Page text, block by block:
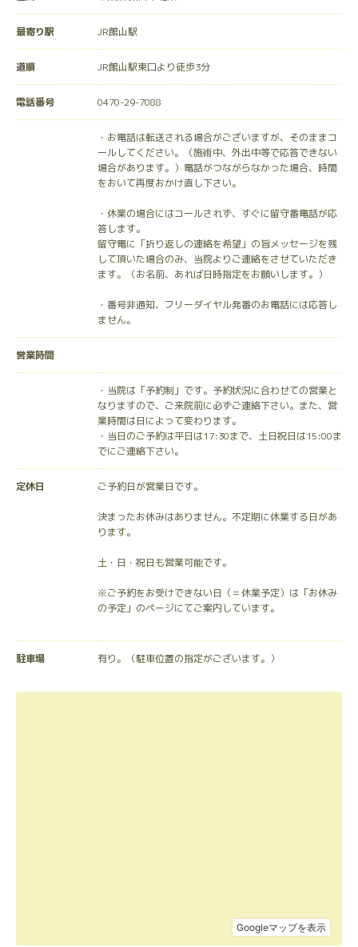
最寄り駅 JR館山駅
道順 JR館山駅東口より徒歩3分
電話番号 0470-29-7088
・お電話は転送される場合がございますが、そのままコ
ールしてください。（施術中、外出中等で応答できない
場合があります。）電話がつながらなかった場合、時間
をおいて再度おかけ直し下さい。
・休業の場合にはコールされず、すぐに留守番電話が応
答します。
留守電に「折り返しの連絡を希望」の旨メッセージを残
して頂いた場合のみ、当院よりご連絡をさせていただき
ます。（お名前、あれば日時指定をお願いします。）
・番号非通知、フリーダイヤル発番のお電話には応答し
ません。
営業時間
・当院は「予約制」です。予約状況に合わせての営業と
なりますので、ご来院前に必ずご連絡下さい。また、営
業時間は日によって変わります。
・当日のご予約は平日は17:30まで、土日祝日は15:00ま
でにご連絡下さい。
定休日 ご予約日が営業日です。
決まったお休みはありません。不定期に休業する日があ
ります。
土・日・祝日も営業可能です。
※ご予約をお受けできない日（＝休業予定）は「お休み
の予定」のページにてご案内しています。
駐車場 有り。（駐車位置の指定がございます。）